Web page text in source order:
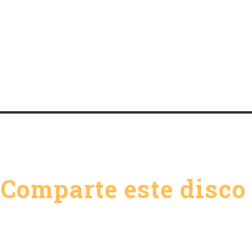
Comparte este disco